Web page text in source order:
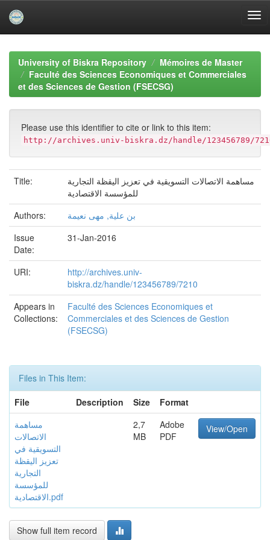
navigationUniversity of Biskra Repository
Mémoires de Master
Faculté des Sciences Economiques et Commerciales
et des Sciences de Gestion (FSECSG)
Please use this identifier to cite or link to this item:
http://archives.univ-biskra.dz/handle/123456789/
Title:
مساهمة الاتصالات التسويقية في تعزيز اليقظة التجارية
للمؤسسة الاقتصادية
Authors:
بن علية, مهى نعيمة
Issue
Date:
31-Jan-2016
URI:
http://archives.univ-
biskra.dz/handle/123456789/7210
Appears in
Collections:
Faculté des Sciences Economiques et
Commerciales et des Sciences de Gestion
(FSECSG)
Files in This Item:
File
Description Size
Format
مساهمة
الاتصالات
التسويقية في
تعزيز اليقظة
التجارية
للمؤسسة
الاقتصادية.pdf
2,7
MB
Adobe
PDF
View/Open
Show full item record